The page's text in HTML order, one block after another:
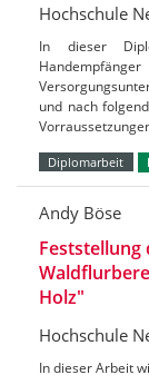
Hochschule
In dieser
und nach
Diplomarbeit
Andy Böse
Feststellung
Holz"
Hochschule
In dieser Arbeit